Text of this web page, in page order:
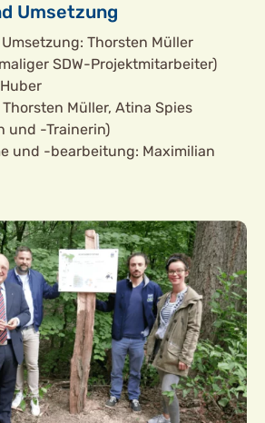
Umsetzung
Thorsten Müller
SDW-Projektmitarbeiter)
Müller, Atina Spies
und -Trainerin)
und -bearbeitung: Maximilian